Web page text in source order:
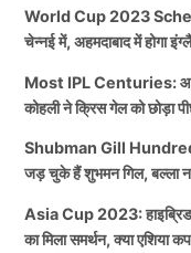
World Cup 2023
चेन्नई में, अहमदाबाद में होगा
Most IPL Centuries:
कोहली ने क्रिस गेल को छोड़ा
Shubman Gill
जड़ चुके हैं शुभमन गिल, बल्ला
Asia Cup 2023: हाइब्रिड
का मिला समर्थन, क्या एशिया